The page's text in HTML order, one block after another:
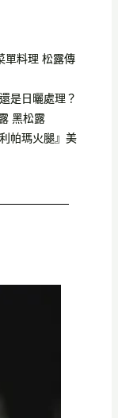
單料理 松露傳
是日曬處理？
黑松露
帕瑪火腿』美